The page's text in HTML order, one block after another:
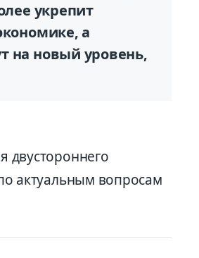
укрепит
а
на новый уровень,
двустороннего
актуальным вопросам